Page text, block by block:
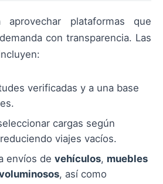
aprovechar plataformas que
con transparencia. Las
verificadas y a una base
cargas según
viajes vacíos.
envíos de vehículos, muebles
, así como